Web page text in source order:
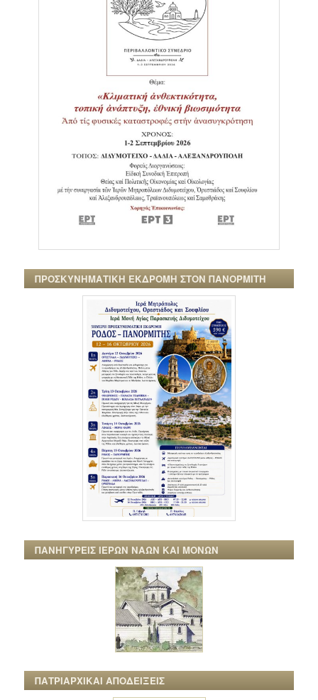
ΠΡΟΣΚΥΝΗΜΑΤΙΚΗ ΕΚΔΡΟΜΗ ΣΤΟΝ ΠΑΝΟΡΜΙΤΗ
ΠΑΝΗΓΥΡΕΙΣ ΙΕΡΩΝ ΝΑΩΝ ΚΑΙ ΜΟΝΩΝ
ΠΑΤΡΙΑΡΧΙΚΑΙ ΑΠΟΔΕΙΞΕΙΣ